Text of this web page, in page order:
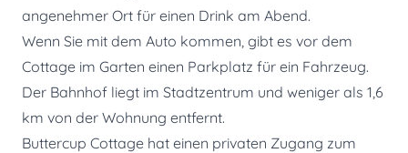
angenehmer Ort für einen Drink am Abend.
Wenn Sie mit dem Auto kommen, gibt es vor dem
Cottage im Garten einen Parkplatz für ein Fahrzeug.
Der Bahnhof liegt im Stadtzentrum und weniger als 1,6
km von der Wohnung entfernt.
Buttercup Cottage hat einen privaten Zugang zum